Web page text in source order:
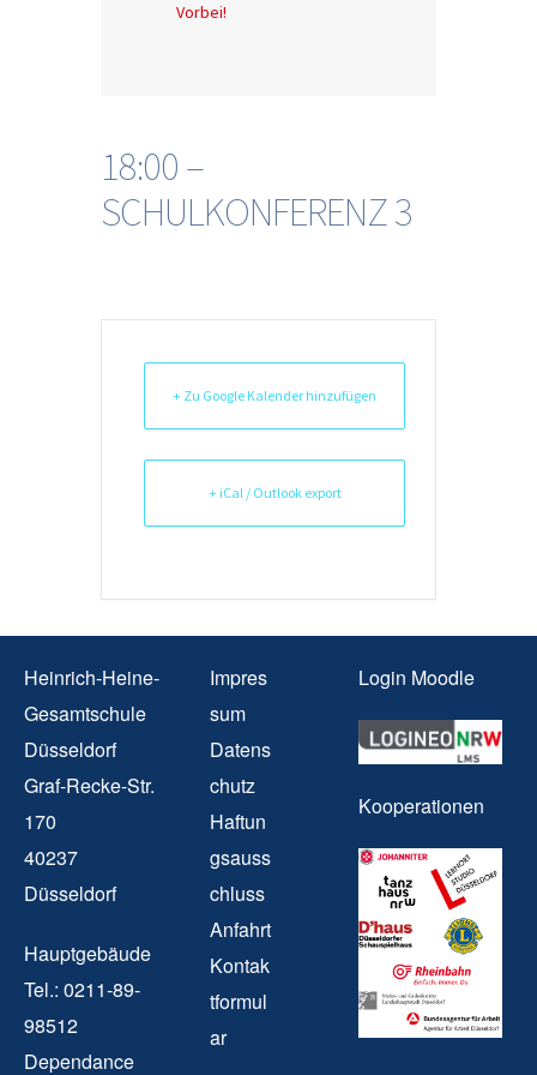
Vorbei!
18:00 –
SCHULKONFERENZ 3
+ Zu Google Kalender hinzufügen
+ iCal / Outlook export
Heinrich-Heine-
Gesamtschule
Düsseldorf
Graf-Recke-Str.
170
40237
Düsseldorf
Hauptgebäude
Tel.: 0211-89-
98512
Dependance
Impres
sum
Datens
chutz
Haftun
gsauss
chluss
Anfahrt
Kontak
tformul
ar
Login Moodle
Kooperationen